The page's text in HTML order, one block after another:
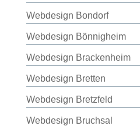
Webdesign Bondorf
Webdesign Bönnigheim
Webdesign Brackenheim
Webdesign Bretten
Webdesign Bretzfeld
Webdesign Bruchsal